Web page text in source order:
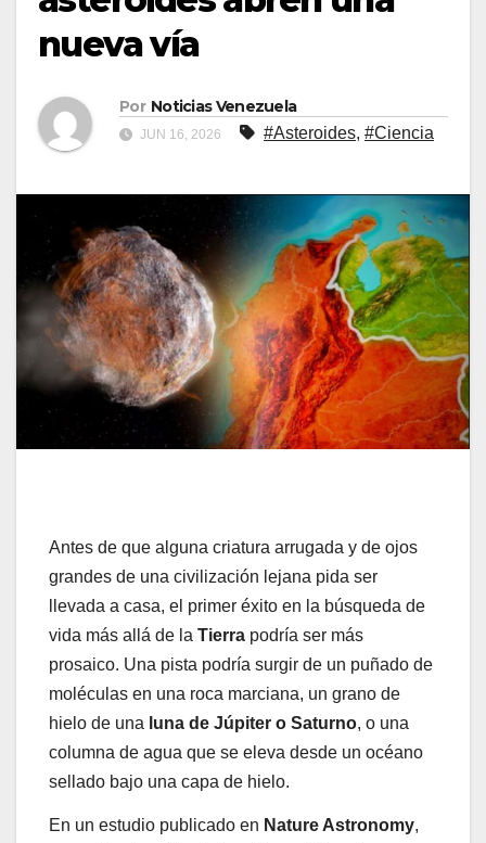
nueva vía
Por Noticias Venezuela
JUN 16, 2026 #Asteroides, #Ciencia
Antes de que alguna criatura arrugada y de ojos
grandes de una civilización lejana pida ser
llevada a casa, el primer éxito en la búsqueda de
vida más allá de la Tierra podría ser más
prosaico. Una pista podría surgir de un puñado de
moléculas en una roca marciana, un grano de
hielo de una luna de Júpiter o Saturno, o una
columna de agua que se eleva desde un océano
sellado bajo una capa de hielo.
En un estudio publicado en Nature Astronomy,